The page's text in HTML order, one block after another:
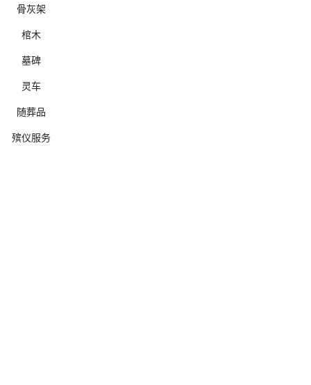
骨灰架
棺木
墓碑
灵车
随葬品
殡仪服务